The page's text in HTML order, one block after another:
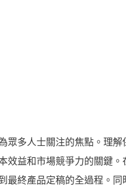
眾多人士關注的焦點。理
效益和市場競爭力的關鍵
最終產品定稿的全過程。